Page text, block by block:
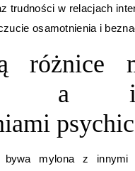
trudności w relacjach
osamotnienia i
różnice
a
bywa mylona z innymi